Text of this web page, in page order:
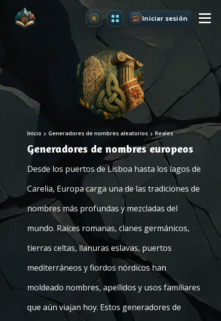
Mejorar Iniciar sesión
Inicio Generadores de nombres aleatorios Reales
Generadores de nombres europeos
Desde los puertos de Lisboa hasta los lagos de
Carelia, Europa carga una de las tradiciones de
nombres más profundas y mezcladas del
mundo. Raíces romanas, clanes germánicos,
tierras celtas, llanuras eslavas, puertos
mediterráneos y fiordos nórdicos han
moldeado nombres, apellidos y usos familiares
que aún viajan hoy. Estos generadores de